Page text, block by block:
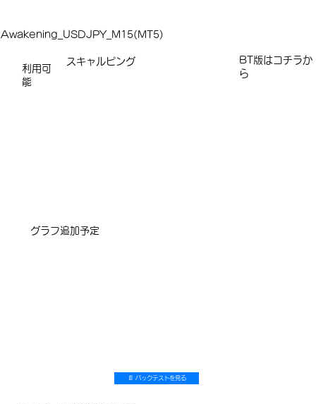
スキャルピング
​​​BT版はコチラか
ら
利用可
能
📄 バックテストを見る
Awakening_USDJPY_M15(MT5)
​グラフ追加予定